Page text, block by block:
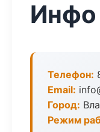
Инфо
Телефон:
Email:
Город:
Режим